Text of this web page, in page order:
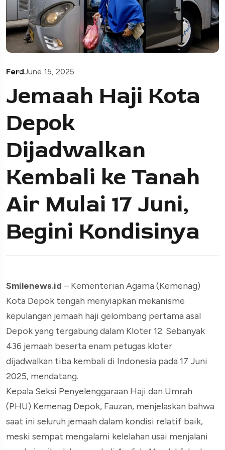
FerdJune 15, 2025
Jemaah Haji Kota
Depok
Dijadwalkan
Kembali ke Tanah
Air Mulai 17 Juni,
Begini Kondisinya
Smilenews.id – Kementerian Agama (Kemenag)
Kota Depok tengah menyiapkan mekanisme
kepulangan jemaah haji gelombang pertama asal
Depok yang tergabung dalam Kloter 12. Sebanyak
436 jemaah beserta enam petugas kloter
dijadwalkan tiba kembali di Indonesia pada 17 Juni
2025, mendatang.
Kepala Seksi Penyelenggaraan Haji dan Umrah
(PHU) Kemenag Depok, Fauzan, menjelaskan bahwa
saat ini seluruh jemaah dalam kondisi relatif baik,
meski sempat mengalami kelelahan usai menjalani